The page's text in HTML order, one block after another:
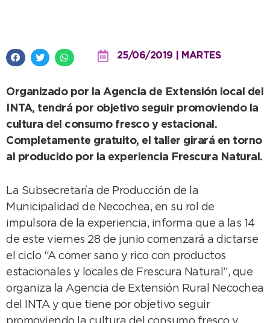
25/06/2019 | MARTES
Organizado por la Agencia de Extensión local del
INTA, tendrá por objetivo seguir promoviendo la
cultura del consumo fresco y estacional.
Completamente gratuito, el taller girará en torno
al producido por la experiencia Frescura Natural.
La Subsecretaría de Producción de la
Municipalidad de Necochea, en su rol de
impulsora de la experiencia, informa que a las 14
de este viernes 28 de junio comenzará a dictarse
el ciclo “A comer sano y rico con productos
estacionales y locales de Frescura Natural”, que
organiza la Agencia de Extensión Rural Necochea
del INTA y que tiene por objetivo seguir